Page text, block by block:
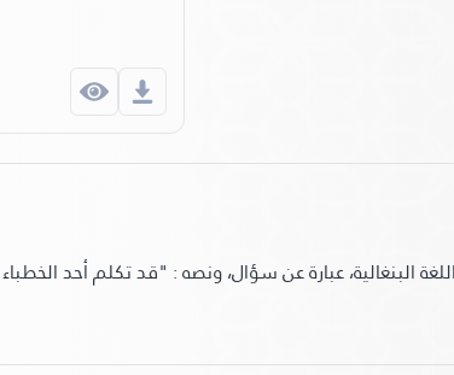
البنغالية، عبارة عن سؤال، ونصه : "قد تكلم أحد